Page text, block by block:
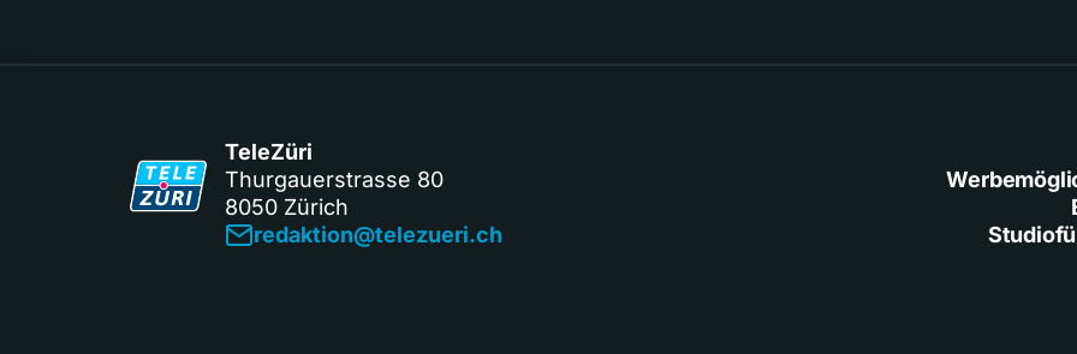
TeleZüri
Thurgauerstrasse 80
8050 Zürich
redaktion@telezueri.ch